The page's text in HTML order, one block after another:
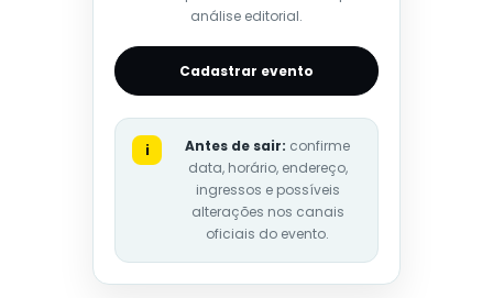
análise editorial.
Cadastrar evento
i Antes de sair: confirme
data, horário, endereço,
ingressos e possíveis
alterações nos canais
oficiais do evento.